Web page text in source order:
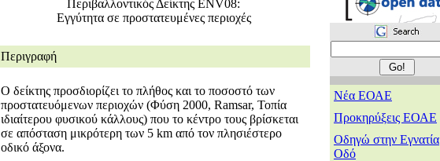
Περιβαλλοντικός Δείκτης ENV08:
Εγγύτητα σε προστατευμένες περιοχές
Περιγραφή
Ο δείκτης προσδιορίζει το πλήθος και το ποσοστό των
προστατευόμενων περιοχών (Φύση 2000, Ramsar, Τοπία
ιδιαίτερου φυσικού κάλλους) που το κέντρο τους βρίσκεται
σε απόσταση μικρότερη των 5 km από τον πλησιέστερο
οδικό άξονα.
Νέα ΕΟΑΕ
Προκηρύξεις ΕΟΑΕ
Οδηγώ στην Εγνατία
Οδό